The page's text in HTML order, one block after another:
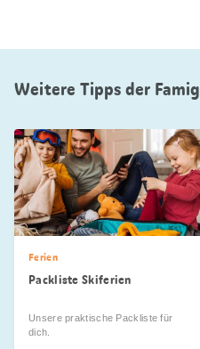
Weitere Tipps der
Ferien
Packliste Skiferien
Unsere praktische Packliste für
dich.